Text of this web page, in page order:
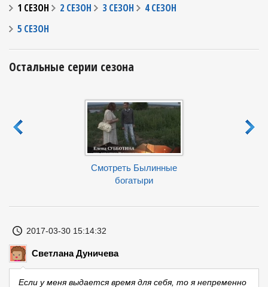
1 СЕЗОН 2 СЕЗОН 3 СЕЗОН
4 СЕЗОН
5 СЕЗОН
Остальные серии сезона
Смотреть Былинные
богатыри
Светлана Дуничева
2017-03-30 15:14:32
Если у меня выдается время для себя, то я непременно